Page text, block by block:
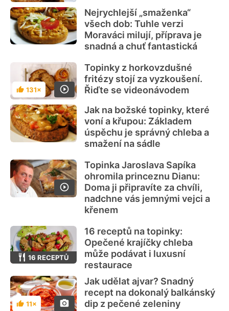
Nejrychlejší „smaženka“
všech dob: Tuhle verzi
Moraváci milují, příprava je
snadná a chuť fantastická
Hodnocení
131×
Topinky z horkovzdušné
fritézy stojí za vyzkoušení.
Řiďte se videonávodem
Jak na božské topinky, které
voní a křupou: Základem
úspěchu je správný chleba a
smažení na sádle
Topinka Jaroslava Sapíka
ohromila princeznu Dianu:
Doma ji připravíte za chvíli,
nadchne vás jemnými vejci a
křenem
16 RECEPTŮ
16 receptů na topinky:
Opečené krajíčky chleba
může podávat i luxusní
restaurace
Hodnocení
11×
Jak udělat ajvar? Snadný
recept na dokonalý balkánský
dip z pečené zeleniny